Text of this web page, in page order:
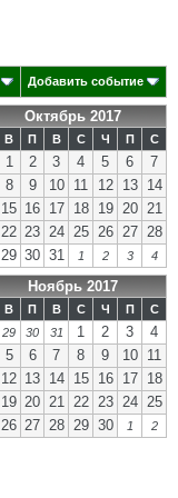
Добавить событие
Октябрь 2017
В П В С Ч П
С
1 2 3 4 5 6 7
8 9 10 11 12 13 14
15 16 17 18 19 20 21
22 23 24 25 26 27 28
29 30 31 1 2 3 4
Ноябрь 2017
В П В С Ч П
С
29 30 31 1 2 3 4
5 6 7 8 9 10 11
12 13 14 15 16 17 18
19 20 21 22 23 24 25
26 27 28 29 30 1 2